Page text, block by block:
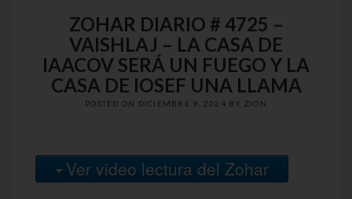
ZOHAR DIARIO # 4725 –
VAISHLAJ – LA CASA DE
IAACOV SERÁ UN FUEGO Y LA
CASA DE IOSEF UNA LLAMA
POSTED ON DICIEMBRE 9, 2024 BY ZION
Ver video lectura del Zohar